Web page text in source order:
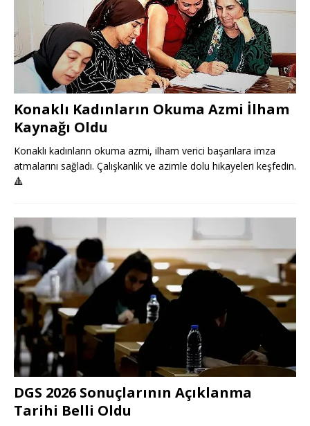
Konaklı Kadınların Okuma Azmi İlham
Kaynağı Oldu
Konaklı kadınların okuma azmi, ilham verici başarılara imza
atmalarını sağladı. Çalışkanlık ve azimle dolu hikayeleri keşfedin.
🔺
DGS 2026 Sonuçlarının Açıklanma
Tarihi Belli Oldu